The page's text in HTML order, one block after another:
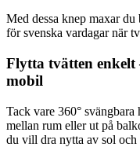
Med dessa knep maxar
för svenska vardagar när
Flytta tvätten enkelt
mobil
Tack vare 360°
mellan rum eller ut på
du vill dra nytta av sol